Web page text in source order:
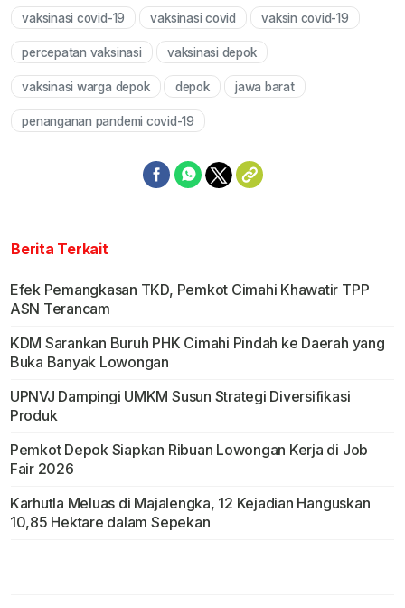
Mute
vaksinasi covid-19 vaksinasi covid vaksin covid-19
percepatan vaksinasi vaksinasi depok
vaksinasi warga depok depok jawa barat
penanganan pandemi covid-19
Berita Terkait
Efek Pemangkasan TKD, Pemkot Cimahi Khawatir TPP
ASN Terancam
KDM Sarankan Buruh PHK Cimahi Pindah ke Daerah yang
Buka Banyak Lowongan
UPNVJ Dampingi UMKM Susun Strategi Diversifikasi
Produk
Pemkot Depok Siapkan Ribuan Lowongan Kerja di Job
Fair 2026
Karhutla Meluas di Majalengka, 12 Kejadian Hanguskan
10,85 Hektare dalam Sepekan